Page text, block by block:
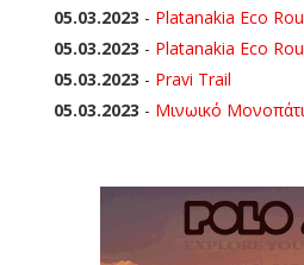
05.03.2023 - Platanakia Eco
05.03.2023 - Platanakia Eco
05.03.2023 - Pravi Trail
05.03.2023 - Μινωικό